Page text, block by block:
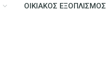
ΟΙΚΙΑΚΌΣ ΕΞΟΠΛΙΣΜΌΣ